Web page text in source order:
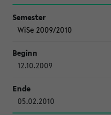
WiSe 2009/2010
12.10.2009
05.02.2010